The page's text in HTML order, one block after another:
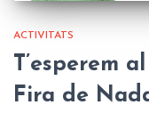
ACTIVITATS
T’esperem
Fira de